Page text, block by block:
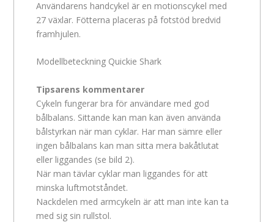
Användarens handcykel är en motionscykel med
27 växlar. Fötterna placeras på fotstöd bredvid
framhjulen.
Modellbeteckning Quickie Shark
Tipsarens kommentarer
Cykeln fungerar bra för användare med god
bålbalans. Sittande kan man kan även använda
bålstyrkan när man cyklar. Har man sämre eller
ingen bålbalans kan man sitta mera bakåtlutat
eller liggandes (se bild 2).
När man tävlar cyklar man liggandes för att
minska luftmotståndet.
Nackdelen med armcykeln är att man inte kan ta
med sig sin rullstol.